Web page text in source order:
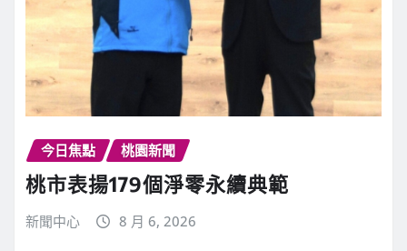
今日焦點 桃園新聞
桃市表揚179個淨零永續典範
新聞中心 8 月 6, 2026